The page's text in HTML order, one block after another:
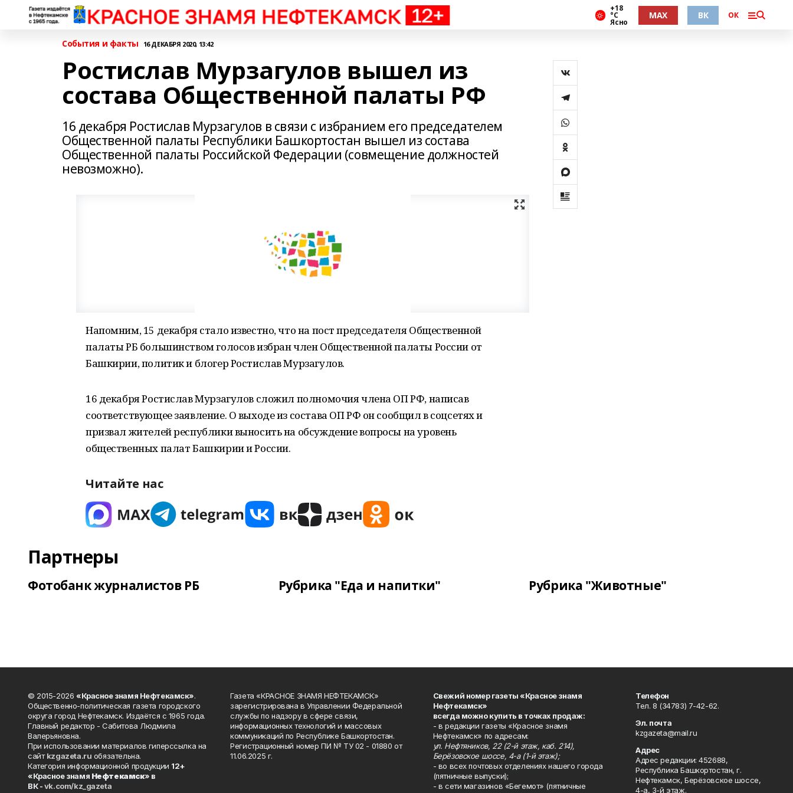
+18
°С
Ясно
MAX ВК ОК
События и факты 16 ДЕКАБРЯ 2020, 13:42
Ростислав Мурзагулов вышел из
состава Общественной палаты РФ
16 декабря Ростислав Мурзагулов в связи с избранием его председателем
Общественной палаты Республики Башкортостан вышел из состава
Общественной палаты Российской Федерации (совмещение должностей
невозможно).
Напомним, 15 декабря стало известно, что на пост председателя Общественной
палаты РБ большинством голосов избран член Общественной палаты России от
Башкирии, политик и блогер Ростислав Мурзагулов.
16 декабря Ростислав Мурзагулов сложил полномочия члена ОП РФ, написав
соответствующее заявление. О выходе из состава ОП РФ он сообщил в соцсетях и
призвал жителей республики выносить на обсуждение вопросы на уровень
общественных палат Башкирии и России.
Читайте нас
Партнеры
Фотобанк журналистов РБ Рубрика "Еда и напитки" Рубрика "Животные"
© 2015-2026 «Красное знамя Нефтекамск».
Общественно-политическая газета городского
округа город Нефтекамск. Издаётся с 1965 года.
Главный редактор - Сабитова Людмила
Валерьяновна.
При использовании материалов гиперссылка на
сайтkzgazeta.ru обязательна.
Категория информационной продукции 12+
«Красное знамя Нефтекамск» в
ВК -vk.com/kz_gazeta
Газета «КРАСНОЕ ЗНАМЯ НЕФТЕКАМСК»
зарегистрирована в Управлении Федеральной
службы по надзору в сфере связи,
информационных технологий и массовых
коммуникаций по Республике Башкортостан.
Регистрационный номер ПИ № ТУ 02 - 01880 от
11.06.2025 г.
Свежий номер газеты «Красное знамя
Нефтекамск»
всегда можно купить в точках продаж:
- в редакции газеты «Красное знамя
Нефтекамск» по адресам:
ул. Нефтяников, 22 (2-й этаж, каб. 214),
Берёзовское шоссе, 4-а (1-й этаж);
- во всех почтовых отделениях нашего города
(пятничные выпуски);
- в сети магазинов «Бегемот» (пятничные
Телефон
Тел. 8 (34783) 7-42-62.
Эл. почта
kzgazeta@mail.ru
Адрес
Адрес редакции: 452688,
Республика Башкортостан, г.
Нефтекамск, Берёзовское шоссе,
4-а, 3-й этаж.